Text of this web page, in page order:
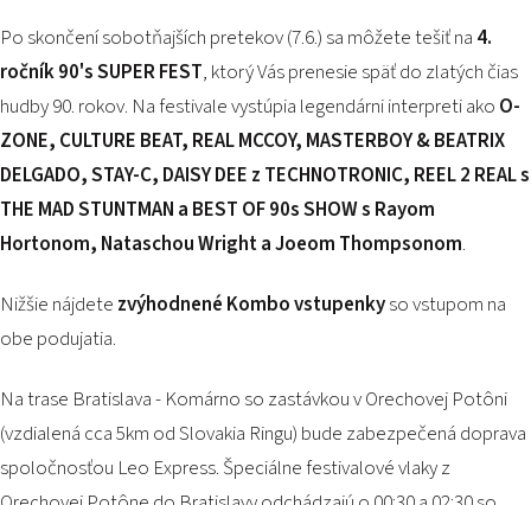
Po skončení sobotňajších pretekov (7.6.) sa môžete tešiť na 4.
ročník 90's SUPER FEST, ktorý Vás prenesie späť do zlatých čias
hudby 90. rokov. Na festivale vystúpia legendárni interpreti ako O-
ZONE, CULTURE BEAT, REAL MCCOY, MASTERBOY & BEATRIX
DELGADO, STAY-C, DAISY DEE z TECHNOTRONIC, REEL 2 REAL s
THE MAD STUNTMAN a BEST OF 90s SHOW s Rayom
Hortonom, Nataschou Wright a Joeom Thompsonom.
Nižšie nájdete zvýhodnené Kombo vstupenkyso vstupom na
obe podujatia.
Na trase Bratislava - Komárno so zastávkou v Orechovej Potôni
(vzdialená cca 5km od Slovakia Ringu) bude zabezpečená doprava
spoločnosťou Leo Express. Špeciálne festivalové vlaky z